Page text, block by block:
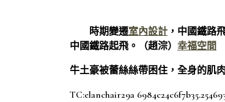
時期變遷室內設計 ，中國鐵路
中國鐵路起飛。（趙淙） 幸福空間
牛土豪被蕾絲絲帶困住，全身的肌
TC:elanchair29a